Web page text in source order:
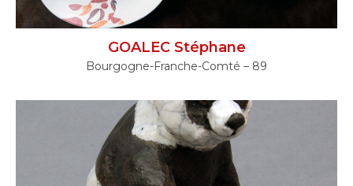
GOALEC Stéphane
Bourgogne-Franche-Comté – 89